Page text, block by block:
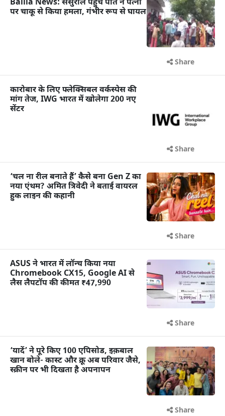
Ballia News: ससुराल पहुंचे पति ने पत्नी
पर चाकू से किया हमला, गंभीर रूप से घायल
Share
कारोबार के लिए फ्लेक्सिबल वर्कस्पेस की
मांग तेज, IWG भारत में खोलेगा 200 नए
सेंटर
Share
‘चल ना रील बनाते हैं’ कैसे बना Gen Z का
नया एंथम? अमित त्रिवेदी ने बताई वायरल
हुक लाइन की कहानी
Share
ASUS ने भारत में लॉन्च किया नया
Chromebook CX15, Google AI से
लैस लैपटॉप की कीमत ₹47,990
Share
‘यादें’ ने पूरे किए 100 एपिसोड, इक़बाल
खान बोले- कास्ट और क्रू अब परिवार जैसे,
स्क्रीन पर भी दिखता है अपनापन
Share